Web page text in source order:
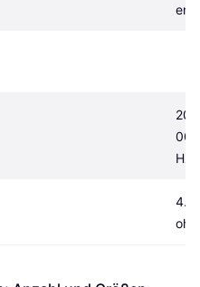
er
200
00
Hz
4.0
ohm